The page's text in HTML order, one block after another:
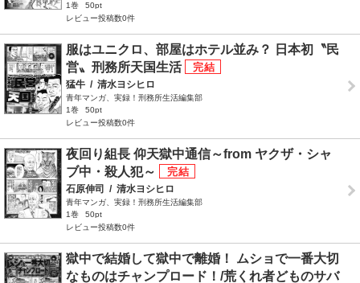
1巻
50pt
レビュー投稿数0件
服はユニクロ、部屋はホテル並み？ 日本初〝民
営〟刑務所天国生活
猛牛 / 清水ヨシヒロ
青年マンガ、実録！刑務所生活編集部
1巻
50pt
レビュー投稿数0件
夜回り組長 仰天獄中通信～from ヤクザ・シャ
ブ中・殺人犯～
石原伸司 / 清水ヨシヒロ
青年マンガ、実録！刑務所生活編集部
1巻
50pt
レビュー投稿数0件
獄中で結婚して獄中で離婚！ ムショで一番大切
なものはチャンプロード！/荒くれ者どものサバ